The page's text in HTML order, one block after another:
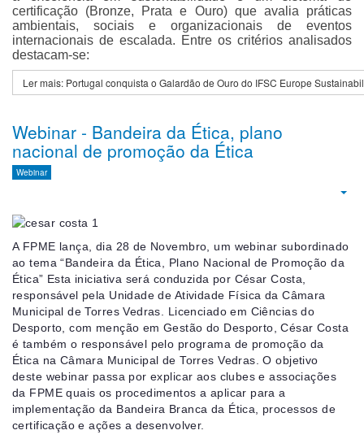
certificação (Bronze, Prata e Ouro) que avalia práticas
ambientais, sociais e organizacionais de eventos
internacionais de escalada. Entre os critérios analisados
destacam-se:
Ler mais: Portugal conquista o Galardão de Ouro do IFSC Europe
Webinar - Bandeira da Ética, plano
nacional de promoção da Ética
Webinar
A FPME lança, dia 28 de Novembro, um webinar subordinado
ao tema “Bandeira da Ética, Plano Nacional de Promoção da
Ética” Esta iniciativa será conduzida por César Costa,
responsável pela Unidade de Atividade Física da Câmara
Municipal de Torres Vedras. Licenciado em Ciências do
Desporto, com menção em Gestão do Desporto, César Costa
é também o responsável pelo programa de promoção da
Ética na Câmara Municipal de Torres Vedras. O objetivo
deste webinar passa por explicar aos clubes e associações
da FPME quais os procedimentos a aplicar para a
implementação da Bandeira Branca da Ética, processos de
certificação e ações a desenvolver.